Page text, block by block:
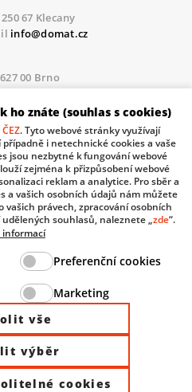
67 Klecany
info@domat.cz
00 Brno
info@domat.cz
akce
servis@domat.cz
+420 603 735 402
osobních údajích.
of the Czech Republic
Control System s.r.o. |
All rights reserved |
ho znáte (souhlas s cookies)
. Tyto webové stránky využívají
i netechnické cookies a vaše
jsou nezbytné k fungování webové
zejména k přizpůsobení webové
reklam a analytice. Pro sběr a
a vašich osobních údajů nám můžete
vašich právech, zpracování osobních
souhlasů, naleznete „zde“.
informací
Preferenční cookies
Marketing
vše
výběr
cookies